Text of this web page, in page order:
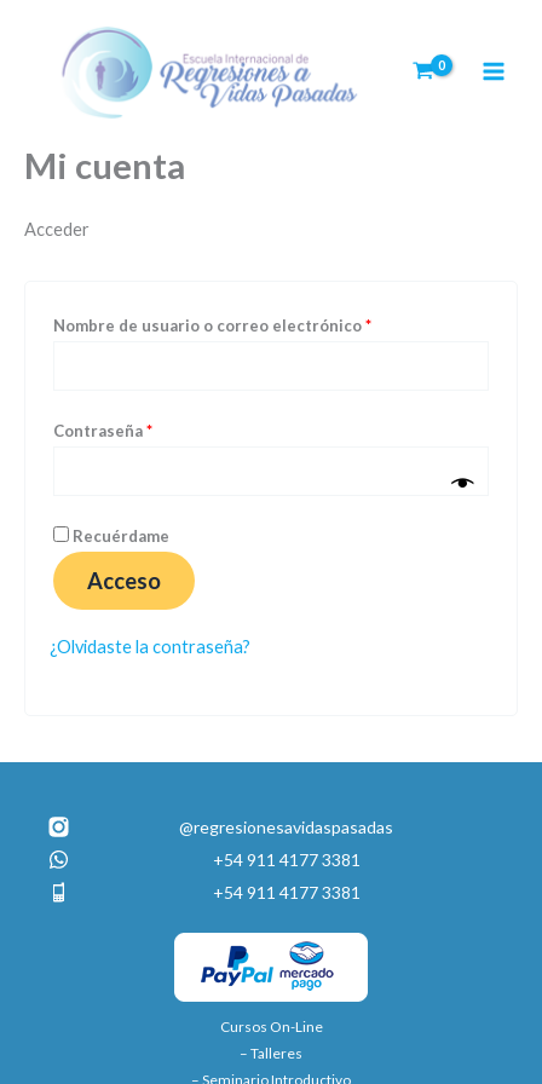
contenido
Mi cuenta
Acceder
Nombre de usuario o correo electrónico*
Contraseña*
Recuérdame
Acceso
¿Olvidaste la contraseña?
@regresionesavidaspasadas
+54 911 4177 3381
+54 911 4177 3381
Cursos On-Line
– Talleres
– Seminario Introductivo